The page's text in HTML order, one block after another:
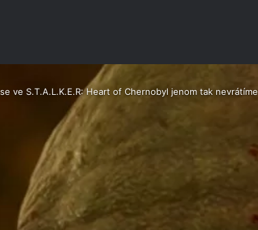
ve S.T.A.L.K.E.R: Heart of Chernobyl jenom tak nevrátíme